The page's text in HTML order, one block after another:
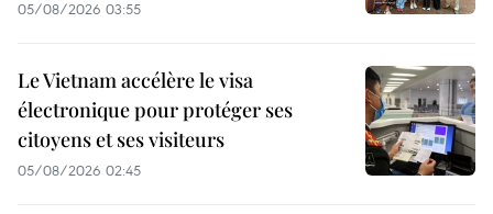
05/08/2026 03:55
Le Vietnam accélère le visa
électronique pour protéger ses
citoyens et ses visiteurs
05/08/2026 02:45